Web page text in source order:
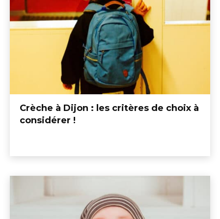
Crèche à Dijon : les critères de choix à
considérer !